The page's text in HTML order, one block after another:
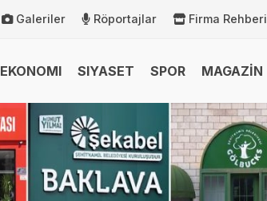
Galeriler Röportajlar Firma Rehberi
EKONOMI SIYASET SPOR MAGAZİN